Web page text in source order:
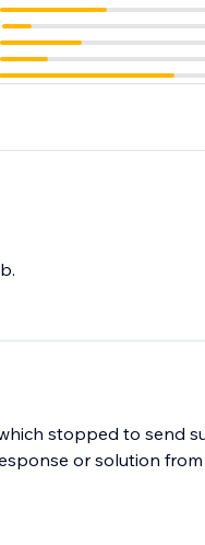
stopped to send
or solution from